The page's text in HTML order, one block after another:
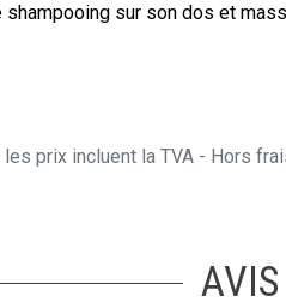
sur son dos et
les prix incluent la TVA - Hors